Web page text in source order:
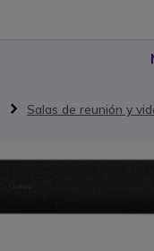
Salas de reunión y